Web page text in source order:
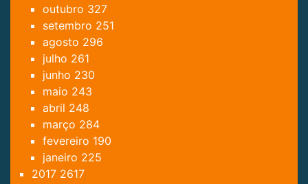
outubro 327
setembro 251
agosto 296
julho 261
junho 230
maio 243
abril 248
março 284
fevereiro 190
janeiro 225
2017 2617